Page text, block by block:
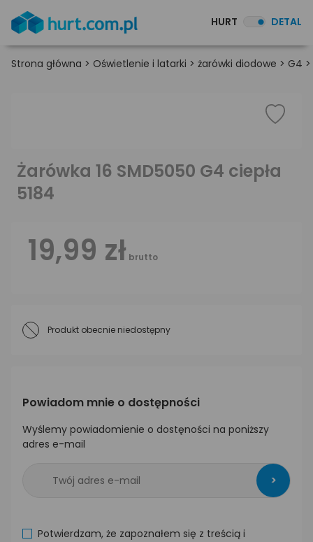
HURT DETAL
Strona główna > Oświetlenie i latarki > żarówki diodowe > G4 >
Żarówka 16 SMD5050 G4 ciepła
5184
19,99 zł brutto
Produkt obecnie niedostępny
Powiadom mnie o dostępności
Wyślemy powiadomienie o dostęności na poniższy
adres e-mail
>
Potwierdzam, że zapoznałem się z treścią i